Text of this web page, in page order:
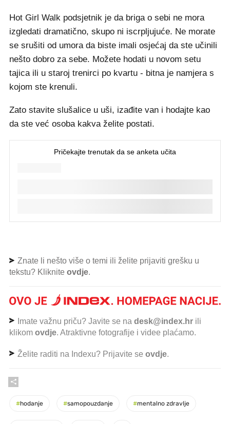
Hot Girl Walk podsjetnik je da briga o sebi ne mora
izgledati dramatično, skupo ni iscrpljujuće. Ne morate
se srušiti od umora da biste imali osjećaj da ste učinili
nešto dobro za sebe. Možete hodati u novom setu
tajica ili u staroj trenirci po kvartu - bitna je namjera s
kojom ste krenuli.
Zato stavite slušalice u uši, izađite van i hodajte kao
da ste već osoba kakva želite postati.
Znate li nešto više o temi ili želite prijaviti grešku u
tekstu? Kliknite ovdje.
Imate važnu priču? Javite se na desk@index.hr ili
klikom ovdje. Atraktivne fotografije i videe plaćamo.
Želite raditi na Indexu? Prijavite se ovdje.
#hodanje #samopouzdanje #mentalno zdravlje